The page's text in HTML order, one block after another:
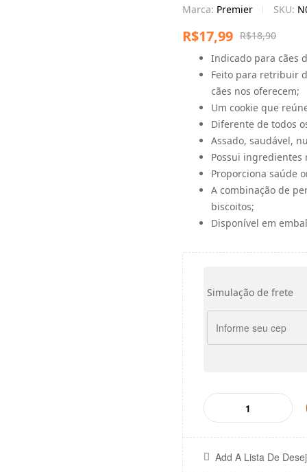
Marca: Premier SKU:
R$18,90
R$17,99
Indicado para cães
Feito para retribuir
cães nos oferecem;
Um cookie que
Diferente de todos
Assado, saudável,
Possui ingredientes
Proporciona saúde
A combinação de
biscoitos;
Disponível em
Simulação de frete
Add A Lista De